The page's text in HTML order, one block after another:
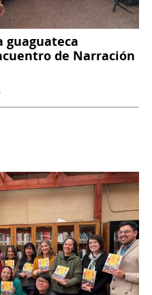
guaguateca
de Narración